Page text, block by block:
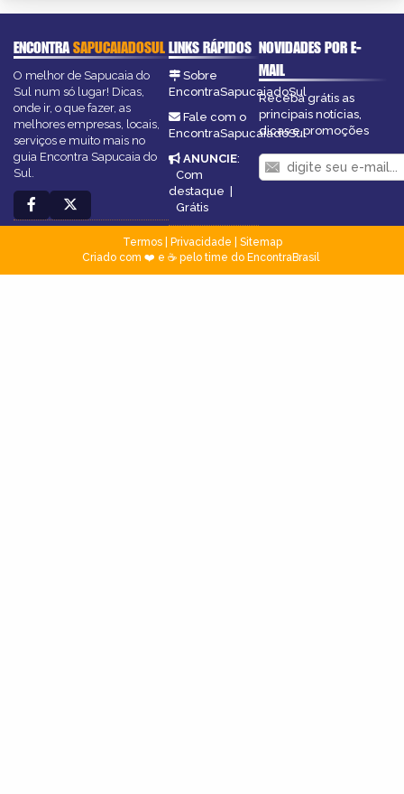
ENCONTRASAPUCAIADOSUL
O melhor de Sapucaia do
Sul num só lugar! Dicas,
onde ir, o que fazer, as
melhores empresas, locais,
serviços e muito mais no
guia Encontra Sapucaia do
Sul.
LINKS RÁPIDOS
Sobre
EncontraSapucaiadoSul
Fale com o
EncontraSapucaiadoSul
ANUNCIE:
Com
destaque |
Grátis
NOVIDADES POR E-
MAIL
Receba grátis as
principais notícias,
dicas e promoções
Termos| Privacidade
Sitemap
Criado com ❤️ e ☕ pelo time do EncontraBrasil